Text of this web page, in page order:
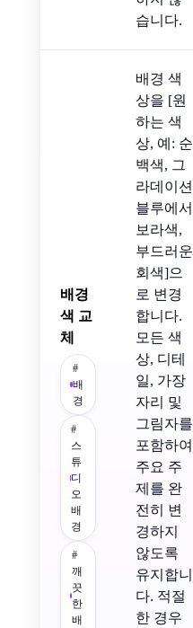
습니다.
배경
색 교
체
#
배
경
#
스
튜
디
오
배
경
#
깨
끗
한
배
배경 색
상을 [원
하는 색
상, 예: 순
백색, 그
라데이션
블루에서
보라색,
부드러운
회색]으
로 변경
합니다.
모든 색
상, 디테
일, 가장
자리 및
그림자를
포함하여
주요 주
제를 완
전히 변
경하지
않도록
유지합니
다. 적절
한 경우